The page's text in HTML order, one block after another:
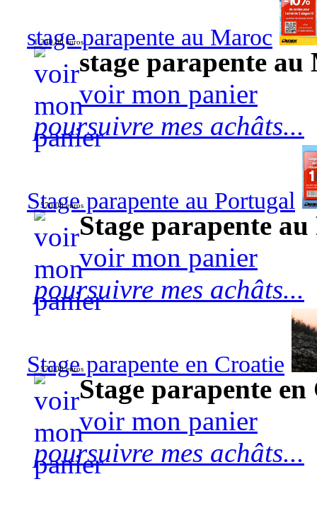
stage parapente au Maroc
1 240,00 euros
stage parapente au
voir mon panier
poursuivre mes achâts...
Stage parapente au Portugal
570,00 euros
Stage parapente
voir mon panier
poursuivre mes achâts...
Stage parapente en Croatie
570,00 euros
Stage parapente
voir mon panier
poursuivre mes achâts...